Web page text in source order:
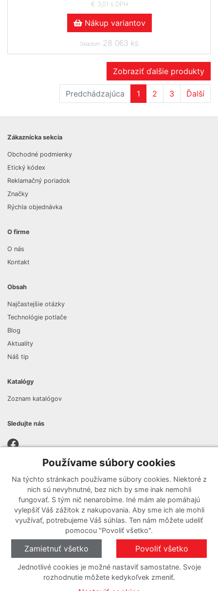
€ 3,01 s DPH
Nákup variantov
Skladom 28 063 ks
Zobraziť ďalšie produkty
Predchádzajúca 1 2 3 Ďalší
Zákaznícka sekcia
Obchodné podmienky
Etický kódex
Reklamačný poriadok
Značky
Rýchla objednávka
O firme
O nás
Kontakt
Obsah
Najčastejšie otázky
Technológie potlače
Blog
Aktuality
Náš tip
Katalógy
Zoznam katalógov
Sledujte nás
Zaregistrujte sa k odberu nášho newslettera a nenechajte si
ujsť žiadne ponuky ani nové produkty.
Používame súbory cookies
Na týchto stránkach používame súbory cookies. Niektoré z
nich sú nevyhnutné, bez nich by sme inak nemohli
fungovať. S tým nič nenarobíme. Iné mám ale pomáhajú
vylepšiť Váš zážitok z nakupovania. Aby sme ich ale mohli
využívať, potrebujeme Váš súhlas. Ten nám môžete udeliť
pomocou "Povoliť všetko".
Zamietnuť všetko Povoliť všetko
Jednotlivé cookies je možné nastaviť samostatne. Svoje
rozhodnutie môžete kedykoľvek zmeniť.